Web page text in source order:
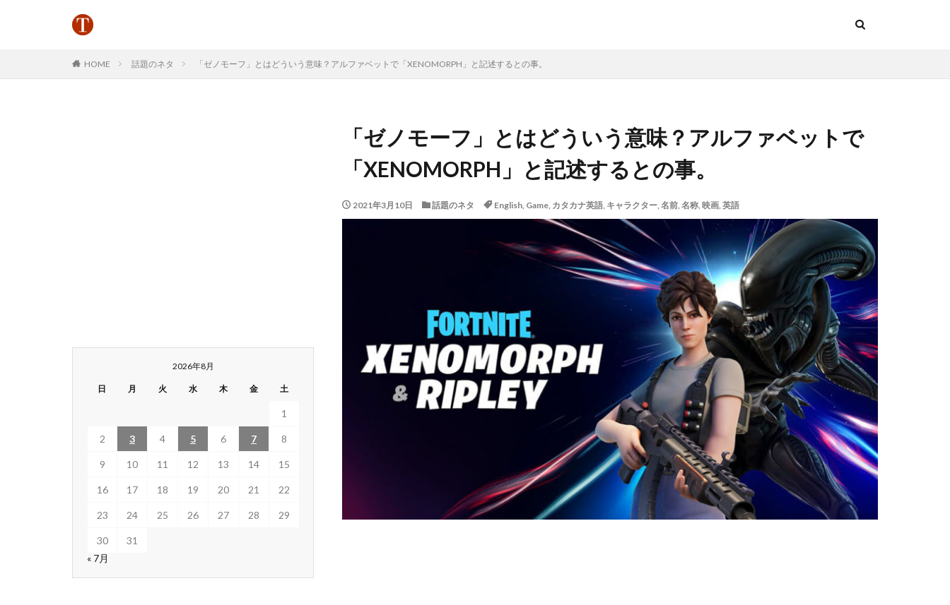
HOME 話題のネタ 「ゼノモーフ」とはどういう意味？アルファベットで「XENOMORPH」と記述するとの事。
「ゼノモーフ」とはどういう意味？アルファベットで
「XENOMORPH」と記述するとの事。
2021年3月10日 話題のネタ English, Game, カタカナ英語, キャラクター, 名前, 名称, 映画, 英語
2026年8月
日 月 火 水 木 金 土
1
2 3 4 5 6 7 8
9 10 11 12 13 14 15
16 17 18 19 20 21 22
23 24 25 26 27 28 29
30
31
« 7月